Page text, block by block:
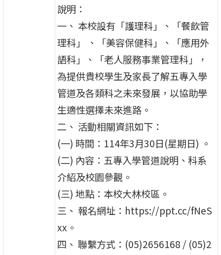
說明：
一、 本校設有「護理科」、「餐飲管
理科」 、「美容保健科」、「應用外
語科」、「老人服務事業管理科」，
為提供貴校學生及家長了解五專入學
管道及各類科之未來發展，以協助學
生適性選擇未來進路。
二、 活動相關資訊如下：
(一) 時間：114年3月30日(星期日) 。
(二) 內容：五專入學管道說明、科系
介紹及校園參觀。
(三) 地點：本校大林校區。
三、 報名網址：https://ppt.cc/fNeS
xx。
四、 聯繫方式：(05)2656168 / (05)2